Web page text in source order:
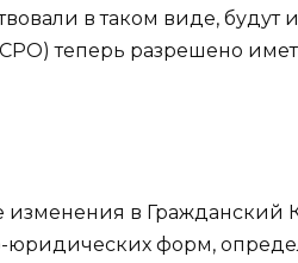
в таком виде,
теперь разрешено
в Гражданский
юридических форм,